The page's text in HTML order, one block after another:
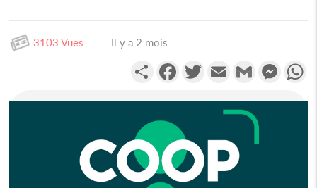
3103 Vues Il y a 2 mois
PartagerFacebookTwitterEmail Gmail